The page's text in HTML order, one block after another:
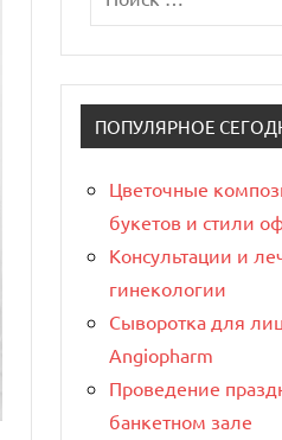
для:
ПОПУЛЯРНОЕ
Цветочные
букетов и стили
Консультации и
гинекологии
Сыворотка для
Angiopharm
Проведение
банкетном зале